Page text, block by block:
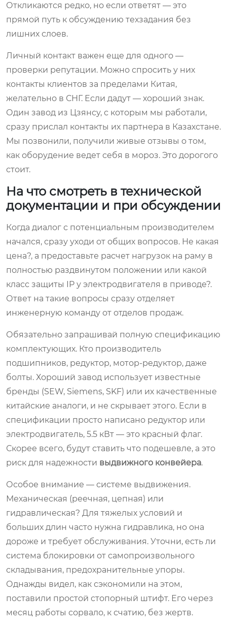
Откликаются редко, но если ответят — это
прямой путь к обсуждению техзадания без
лишних слоев.
Личный контакт важен еще для одного —
проверки репутации. Можно спросить у них
контакты клиентов за пределами Китая,
желательно в СНГ. Если дадут — хороший знак.
Один завод из Цзянсу, с которым мы работали,
сразу прислал контакты их партнера в Казахстане.
Мы позвонили, получили живые отзывы о том,
как оборудение ведет себя в мороз. Это дорогого
стоит.
На что смотреть в технической
документации и при обсуждении
Когда диалог с потенциальным производителем
начался, сразу уходи от общих вопросов. Не какая
цена?, а предоставьте расчет нагрузок на раму в
полностью раздвинутом положении или какой
класс защиты IP у электродвигателя в приводе?.
Ответ на такие вопросы сразу отделяет
инженерную команду от отделов продаж.
Обязательно запрашивай полную спецификацию
комплектующих. Кто производитель
подшипников, редуктор, мотор-редуктор, даже
болты. Хороший завод использует известные
бренды (SEW, Siemens, SKF) или их качественные
китайские аналоги, и не скрывает этого. Если в
спецификации просто написано редуктор или
электродвигатель, 5.5 кВт — это красный флаг.
Скорее всего, будут ставить что подешевле, а это
риск для надежности выдвижного конвейера.
Особое внимание — системе выдвижения.
Механическая (реечная, цепная) или
гидравлическая? Для тяжелых условий и
больших длин часто нужна гидравлика, но она
дороже и требует обслуживания. Уточни, есть ли
система блокировки от самопроизвольного
складывания, предохранительные упоры.
Однажды видел, как сэкономили на этом,
поставили простой стопорный штифт. Его через
месяц работы сорвало, к счатию, без жертв.